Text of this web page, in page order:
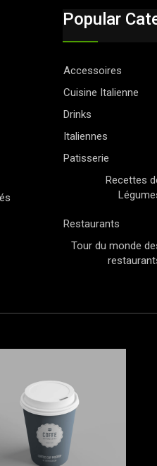
Popular
Accessoires
Cuisine Italienne
Drinks
Italiennes
Patisserie
Recettes
Restaurants
Tour du monde